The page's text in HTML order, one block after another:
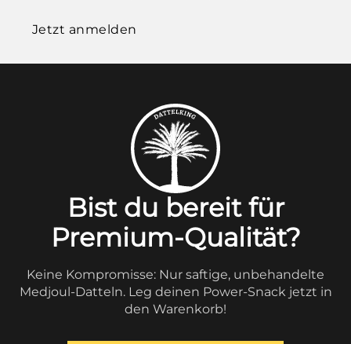
Jetzt anmelden
Bist du bereit für
Premium-Qualität?
Keine Kompromisse: Nur saftige, unbehandelte
Medjoul-Datteln. Leg deinen Power-Snack jetzt in
den Warenkorb!